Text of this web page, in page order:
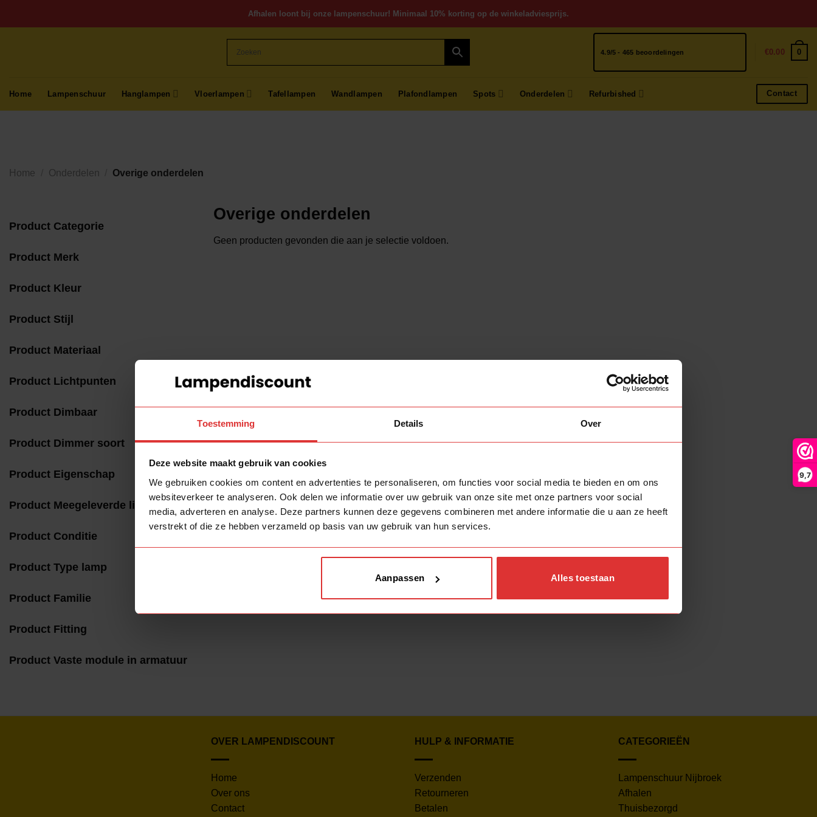
9,7
Toestemming Details Over
Deze website maakt gebruik van cookies
We gebruiken cookies om content en advertenties te personaliseren, om functies voor social media te bieden en om ons
websiteverkeer te analyseren. Ook delen we informatie over uw gebruik van onze site met onze partners voor social
media, adverteren en analyse. Deze partners kunnen deze gegevens combineren met andere informatie die u aan ze heeft
verstrekt of die ze hebben verzameld op basis van uw gebruik van hun services.
Aanpassen Alles toestaan
Afhalen loont bij onze lampenschuur! Minimaal 10% korting op de winkeladviesprijs.
4.9/5 - 465 beoordelingen €0.00 0
Home Lampenschuur Hanglampen Vloerlampen Tafellampen Wandlampen Plafondlampen Spots Onderdelen Refurbished Contact
Home Onderdelen Overige onderdelen
Product Categorie
Product Merk
Product Kleur
Product Stijl
Product Materiaal
Product Lichtpunten
Product Dimbaar
Product Dimmer soort
Product Eigenschap
Product Meegeleverde lichtbron
Product Conditie
Product Type lamp
Product Familie
Product Fitting
Product Vaste module in armatuur
Overige onderdelen
Geen producten gevonden die aan je selectie voldoen.
OVER LAMPENDISCOUNT
Home
Over ons
Contact
HULP & INFORMATIE
Verzenden
Retourneren
Betalen
CATEGORIEËN
Lampenschuur Nijbroek
Afhalen
Thuisbezorgd